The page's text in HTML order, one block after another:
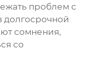
проблем с
долгосрочной
сомнения,
со